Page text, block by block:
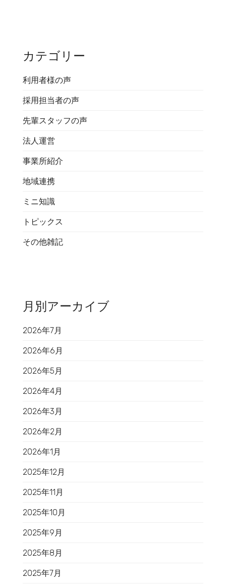
カテゴリー
利用者様の声
採用担当者の声
先輩スタッフの声
法人運営
事業所紹介
地域連携
ミニ知識
トピックス
その他雑記
月別アーカイブ
2026年7月
2026年6月
2026年5月
2026年4月
2026年3月
2026年2月
2026年1月
2025年12月
2025年11月
2025年10月
2025年9月
2025年8月
2025年7月